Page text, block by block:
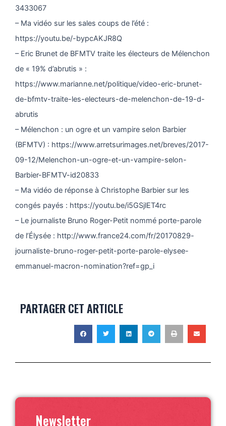
3433067
– Ma vidéo sur les sales coups de l’été :
https://youtu.be/-bypcAKJR8Q
– Eric Brunet de BFMTV traite les électeurs de Mélenchon
de « 19% d’abrutis » :
https://www.marianne.net/politique/video-eric-brunet-
de-bfmtv-traite-les-electeurs-de-melenchon-de-19-d-
abrutis
– Mélenchon : un ogre et un vampire selon Barbier
(BFMTV) : https://www.arretsurimages.net/breves/2017-
09-12/Melenchon-un-ogre-et-un-vampire-selon-
Barbier-BFMTV-id20833
– Ma vidéo de réponse à Christophe Barbier sur les
congés payés : https://youtu.be/i5GSjlET4rc
– Le journaliste Bruno Roger-Petit nommé porte-parole
de l’Élysée : http://www.france24.com/fr/20170829-
journaliste-bruno-roger-petit-porte-parole-elysee-
emmanuel-macron-nomination?ref=gp_i
PARTAGER CET ARTICLE
Newsletter